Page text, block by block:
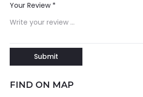
Your Review *
FIND ON MAP